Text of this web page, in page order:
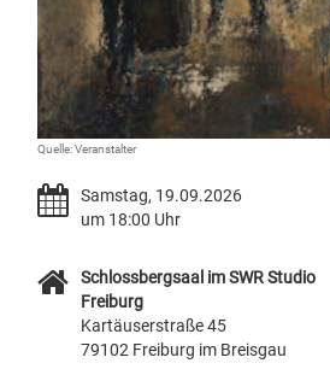
Quelle: Veranstalter
Samstag, 19.09.2026
um 18:00 Uhr
Schlossbergsaal im SWR Studio
Freiburg
Kartäuserstraße 45
79102 Freiburg im Breisgau